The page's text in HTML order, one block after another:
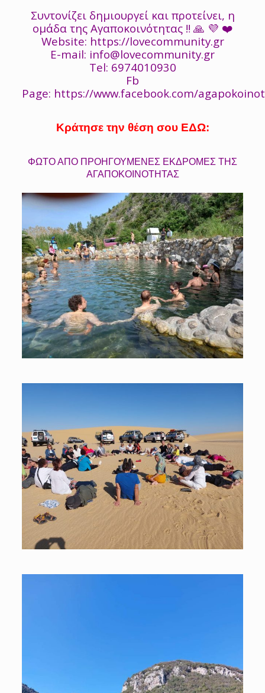
Συντονίζει δημιουργεί και προτείνει, η
ομάδα της Αγαποκοινότητας ‼️ 🙏 💜 ❤️
Website: https://lovecommunity.gr
E-mail: info@lovecommunity.gr
Tel: 6974010930
Fb
Page: https://www.facebook.com/
Κράτησε την θέση σου ΕΔΩ:
ΦΩΤΟ ΑΠΟ ΠΡΟΗΓΟΥΜΕΝΕΣ ΕΚΔΡΟΜΕΣ ΤΗΣ
ΑΓΑΠΟΚΟΙΝΟΤΗΤΑΣ